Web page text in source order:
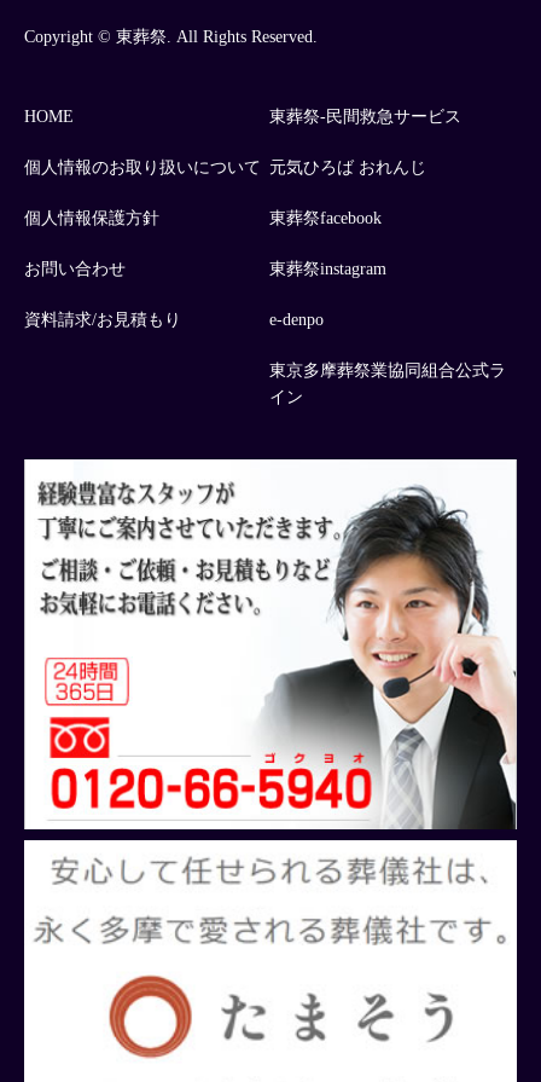
Copyright © 東葬祭. All Rights Reserved.
HOME
個人情報のお取り扱いについて
個人情報保護方針
お問い合わせ
資料請求/お見積もり
東葬祭-民間救急サービス
元気ひろば おれんじ
東葬祭facebook
東葬祭instagram
e-denpo
東京多摩葬祭業協同組合公式ラ
イン